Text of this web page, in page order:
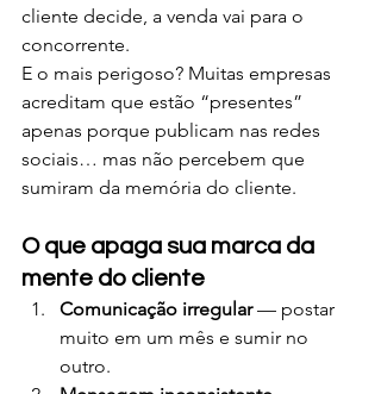
cliente decide, a venda vai para o
concorrente.
E o mais perigoso? Muitas empresas
acreditam que estão “presentes”
apenas porque publicam nas redes
sociais… mas não percebem que
sumiram da memória do cliente.
O que apaga sua marca da
mente do cliente
Comunicação irregular — postar
muito em um mês e sumir no
outro.